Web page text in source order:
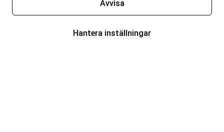
Avvisa
Hantera inställningar